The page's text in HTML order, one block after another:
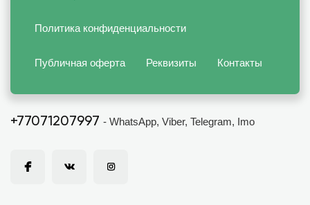
Политика конфиденциальности
Публичная оферта Реквизиты Контакты
+77071207997 - WhatsApp, Viber, Telegram, Imo